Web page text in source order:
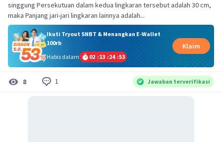
singgung Persekutuan dalam kedua lingkaran tersebut adalah 30 cm,
maka Panjang jari-jari lingkaran lainnya adalah...
Ikuti Tryout SNBT & Menangkan E-Wallet
100rb
Habis dalam
02 :13 :24 :53
Klaim
8 1 Jawaban terverifikasi